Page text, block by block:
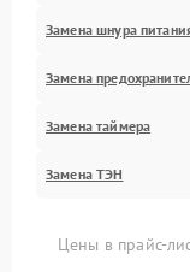
Замена шнура
Замена
Замена таймера
Замена ТЭН
Цены в прайс-